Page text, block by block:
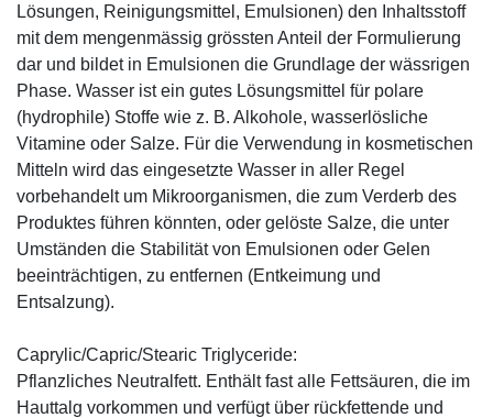
Lösungen, Reinigungsmittel, Emulsionen) den Inhaltsstoff
mit dem mengenmässig grössten Anteil der Formulierung
dar und bildet in Emulsionen die Grundlage der wässrigen
Phase. Wasser ist ein gutes Lösungsmittel für polare
(hydrophile) Stoffe wie z. B. Alkohole, wasserlösliche
Vitamine oder Salze. Für die Verwendung in kosmetischen
Mitteln wird das eingesetzte Wasser in aller Regel
vorbehandelt um Mikroorganismen, die zum Verderb des
Produktes führen könnten, oder gelöste Salze, die unter
Umständen die Stabilität von Emulsionen oder Gelen
beeinträchtigen, zu entfernen (Entkeimung und
Entsalzung).
Caprylic/Capric/Stearic Triglyceride:
Pflanzliches Neutralfett. Enthält fast alle Fettsäuren, die im
Hauttalg vorkommen und verfügt über rückfettende und